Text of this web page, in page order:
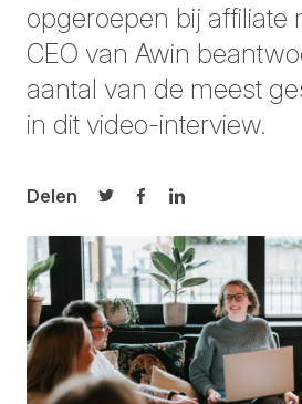
opgeroepen bij affiliate
CEO van Awin
aantal van de meest
in dit video-interview.
Delen
Delen op Twitter
Delen op Facebook
Delen op